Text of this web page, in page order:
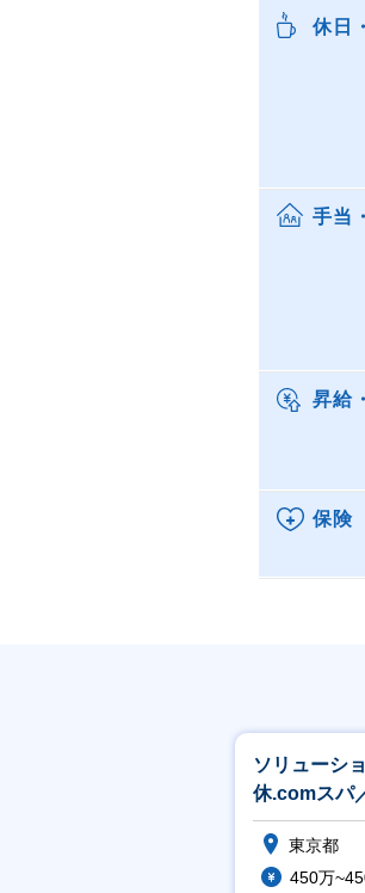
休日
手当
昇給
保険
ソリューシ
休.comスパ
員／リモー
東京都
450万